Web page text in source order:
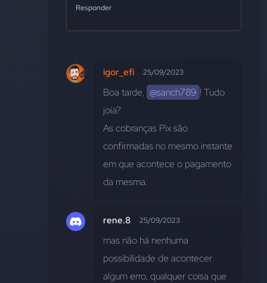
Responder
igor_efi 25/09/2023
Boa tarde, @sanch789 ! Tudo
joia?
As cobranças Pix são
confirmadas no mesmo instante
em que acontece o pagamento
da mesma.
rene.8 25/09/2023
mas não há nenhuma
possibilidade de acontecer
algum erro, qualquer coisa que